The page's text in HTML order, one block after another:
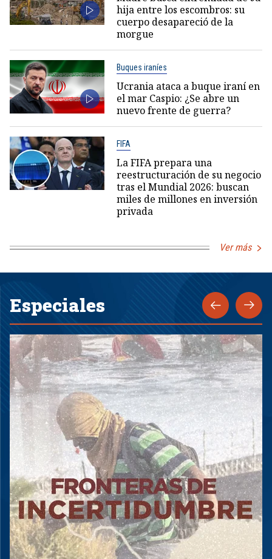
hija entre los escombros: su
cuerpo desapareció de la
morgue
Buques iraníes
Ucrania ataca a buque iraní en
el mar Caspio: ¿Se abre un
nuevo frente de guerra?
FIFA
La FIFA prepara una
reestructuración de su negocio
tras el Mundial 2026: buscan
miles de millones en inversión
privada
Ver más
Especiales